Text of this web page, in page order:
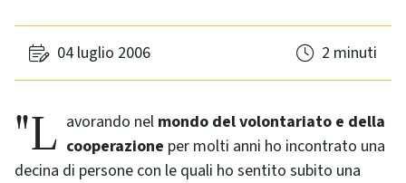
04 luglio 2006 2 minuti
"Lavorando nel mondo del volontariato e della
cooperazione per molti anni ho incontrato una
decina di persone con le quali ho sentito subito una